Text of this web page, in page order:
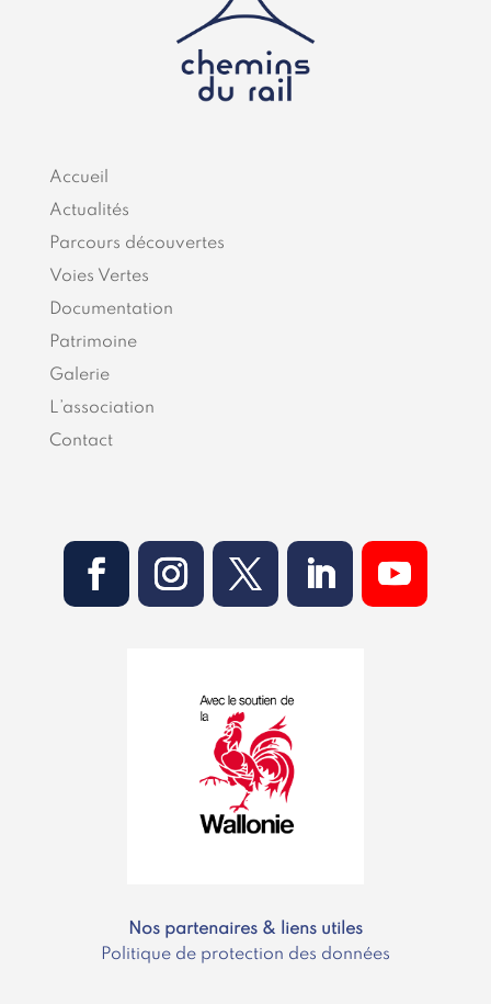
Accueil
Actualités
Parcours découvertes
Voies Vertes
Documentation
Patrimoine
Galerie
L’association
Contact
Nos partenaires & liens utiles
Politique de protection des données